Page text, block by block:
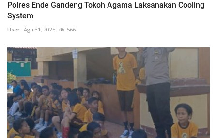
Polres Ende Gandeng Tokoh Agama Laksanakan Cooling
System
User Agu 31, 2025 566